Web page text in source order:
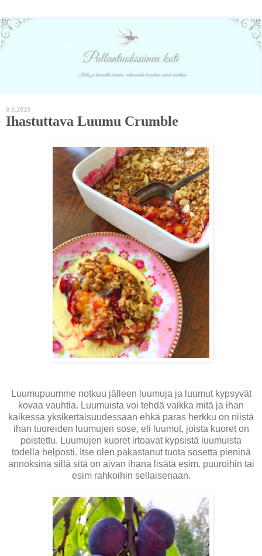
8.9.2019
Ihastuttava Luumu Crumble
Luumupuumme notkuu jälleen luumuja ja luumut kypsyvät
kovaa vauhtia. Luumuista voi tehdä vaikka mitä ja ihan
kaikessa yksikertaisuudessaan ehkä paras herkku on niistä
ihan tuoreiden luumujen sose, eli luumut, joista kuoret on
poistettu. Luumujen kuoret irtoavat kypsistä luumuista
todella helposti. Itse olen pakastanut tuota sosetta pieninä
annoksina sillä sitä on aivan ihana lisätä esim. puuroihin tai
esim rahkoihin sellaisenaan.